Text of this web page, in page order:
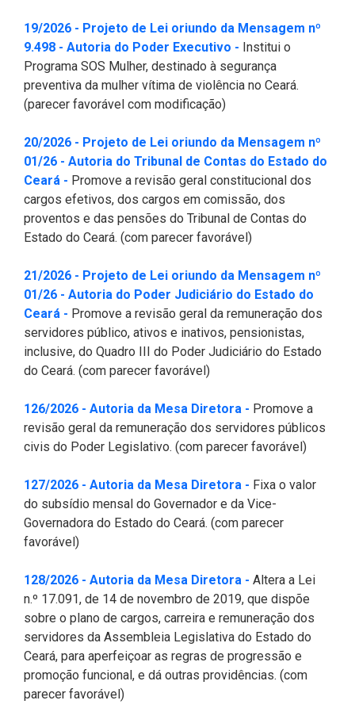
Guarda (2ª CPG)
Departamento de
Documentação e Informação
19/2026 - Projeto de Lei oriundo da Mensagem nº
9.498 - Autoria do Poder Executivo - (Abre em nova
Institui o
Programa SOS Mulher, destinado à segurança
preventiva da mulher vítima de violência no Ceará.
(parecer favorável com modificação)
20/2026 - Projeto de Lei oriundo da Mensagem nº
01/26 - Autoria do Tribunal de Contas do Estado do
Ceará - (Abre em nova janela)
Promove a revisão geral constitucional dos
cargos efetivos, dos cargos em comissão, dos
proventos e das pensões do Tribunal de Contas do
Estado do Ceará. (com parecer favorável)
21/2026 - Projeto de Lei oriundo da Mensagem nº
01/26 - Autoria do Poder Judiciário do Estado do
Ceará - (Abre em nova janela)
Promove a revisão geral da remuneração dos
servidores público, ativos e inativos, pensionistas,
inclusive, do Quadro III do Poder Judiciário do Estado
do Ceará. (com parecer favorável)
126/2026 - Autoria da Mesa Diretora - (Abre em nova
Promove a
revisão geral da remuneração dos servidores públicos
civis do Poder Legislativo. (com parecer favorável)
127/2026 - Autoria da Mesa Diretora - (Abre em nova
Fixa o valor
do subsídio mensal do Governador e da Vice-
Governadora do Estado do Ceará. (com parecer
favorável)
128/2026 - Autoria da Mesa Diretora - (Abre em nova
Altera a Lei
n.º 17.091, de 14 de novembro de 2019, que dispõe
sobre o plano de cargos, carreira e remuneração dos
servidores da Assembleia Legislativa do Estado do
Ceará, para aperfeiçoar as regras de progressão e
promoção funcional, e dá outras providências. (com
parecer favorável)